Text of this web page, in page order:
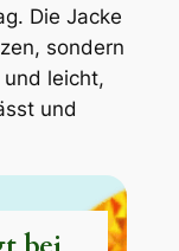
Die Jacke
sondern
leicht,
und